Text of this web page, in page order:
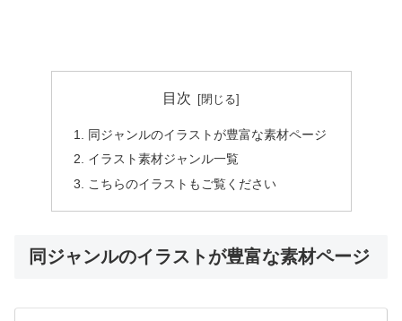
目次
同ジャンルのイラストが豊富な素材ページ
イラスト素材ジャンル一覧
こちらのイラストもご覧ください
同ジャンルのイラストが豊富な素材ページ